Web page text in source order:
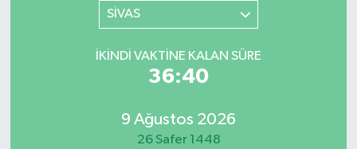
SİVAS
İKINDI VAKTINE KALAN SÜRE
36:40
9 Ağustos 2026
26 Safer 1448
KÜLTÜR SANAT
Son Dakika Haberleri